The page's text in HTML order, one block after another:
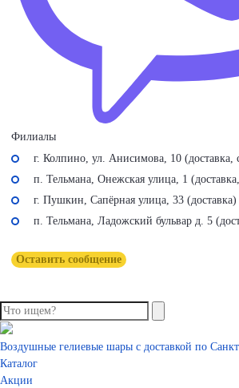
Филиалы
г. Колпино, ул. Анисимова, 10 (доставка,
п. Тельмана, Онежская улица, 1
г. Пушкин, Сапёрная улица, 33 (доставка)
п. Тельмана, Ладожский бульвар д. 5
Оставить сообщение
Воздушные гелиевые шары с доставкой по
Каталог
Акции